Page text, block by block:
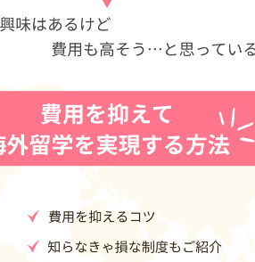
各社から
パンフレットが届く
較する
パンフレットを見てみたい！
留学くらべーるとは